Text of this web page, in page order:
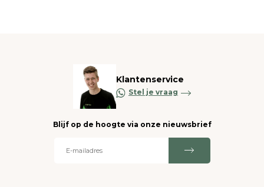
Klantenservice
Stel je vraag
Blijf op de hoogte via onze nieuwsbrief